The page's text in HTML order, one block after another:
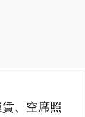
、空席照